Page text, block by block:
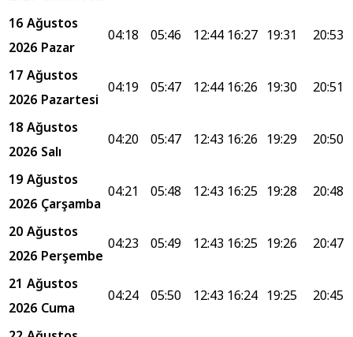
16 Ağustos
2026 Pazar
04:18 05:46 12:4416:27 19:31
20:53
17 Ağustos
2026 Pazartesi
04:19 05:47 12:4416:26 19:30
20:51
18 Ağustos
2026 Salı
04:20 05:47 12:4316:26 19:29
20:50
19 Ağustos
2026 Çarşamba
04:21 05:48 12:4316:25 19:28
20:48
20 Ağustos
2026 Perşembe
04:23 05:49 12:4316:25 19:26
20:47
21 Ağustos
2026 Cuma
04:24 05:50 12:4316:24 19:25
20:45